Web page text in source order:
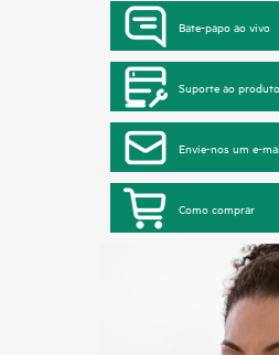
Bate-papo ao vivo
Suporte ao produto
Envie-nos um e-
Como comprar